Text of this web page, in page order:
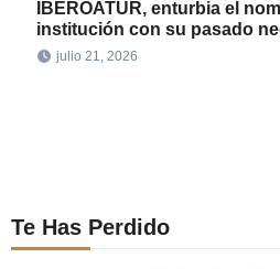
IBEROATUR, enturbia el
institución con su pasado
julio 21, 2026
Te Has Perdido